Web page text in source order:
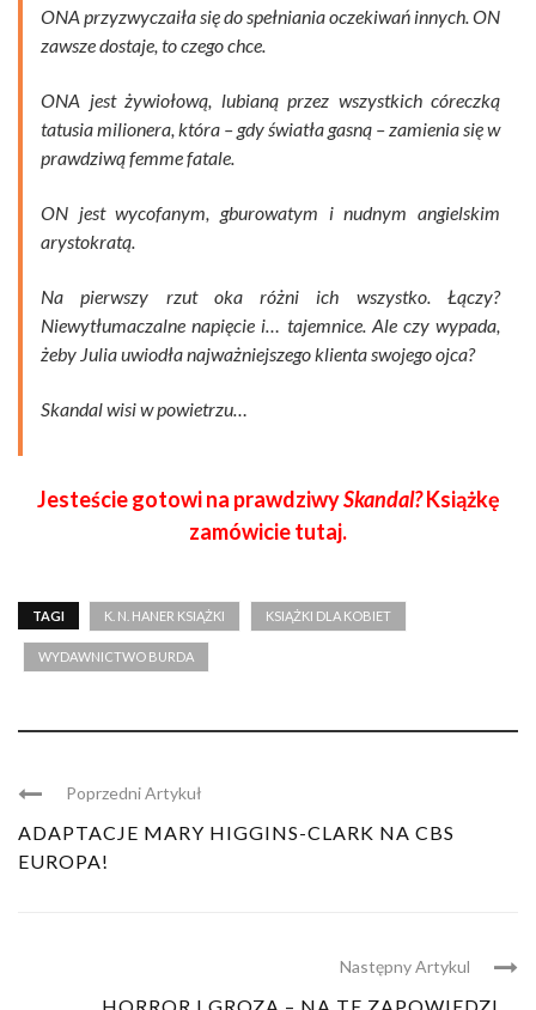
ONA przyzwyczaiła się do spełniania oczekiwań innych. ON
zawsze dostaje, to czego chce.
ONA jest żywiołową, lubianą przez wszystkich córeczką
tatusia milionera, która – gdy światła gasną – zamienia się w
prawdziwą femme fatale.
ON jest wycofanym, gburowatym i nudnym angielskim
arystokratą.
Na pierwszy rzut oka różni ich wszystko. Łączy?
Niewytłumaczalne napięcie i… tajemnice. Ale czy wypada,
żeby Julia uwiodła najważniejszego klienta swojego ojca?
Skandal wisi w powietrzu…
Jesteście gotowi na prawdziwySkandal?Książkę
zamówicie tutaj.
TAGI K. N. HANER KSIĄŻKI KSIĄŻKI DLA KOBIET
WYDAWNICTWO BURDA
Poprzedni Artykuł
ADAPTACJE MARY HIGGINS-CLARK NA CBS
EUROPA!
Następny Artykul